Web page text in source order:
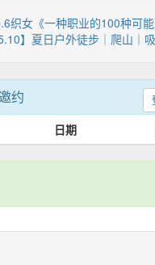
织女《一种职业的100种可能
5.10】夏日户外徒步｜爬山｜
约
日期